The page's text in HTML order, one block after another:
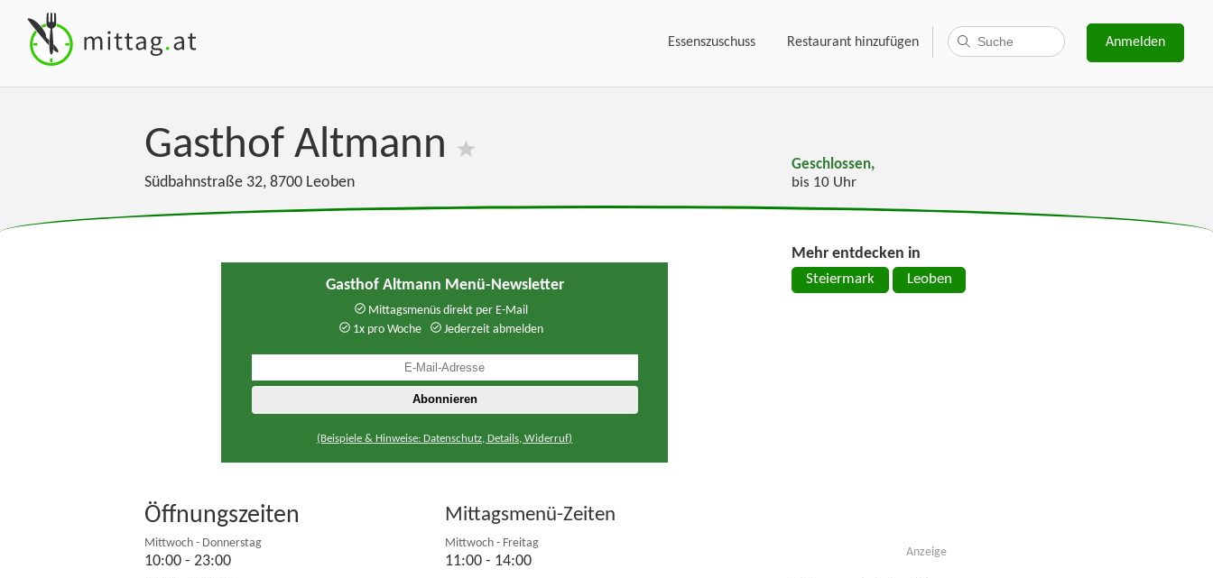
Essenszuschuss Restaurant hinzufügen Anmelden
Gasthof Altmann
Südbahnstraße 32, 8700 Leoben
Geschlossen,
bis 10 Uhr
Gasthof Altmann Menü-Newsletter
Mittagsmenüs direkt per E-Mail
1x pro Woche
Jederzeit abmelden
(Beispiele & Hinweise: Datenschutz, Details, Widerruf)
Öffnungszeiten
Mittwoch - Donnerstag
10:00 - 23:00
Mittagsmenü-Zeiten
Mittwoch - Freitag
11:00 - 14:00
Mehr entdecken in
Steiermark Leoben
Anzeige